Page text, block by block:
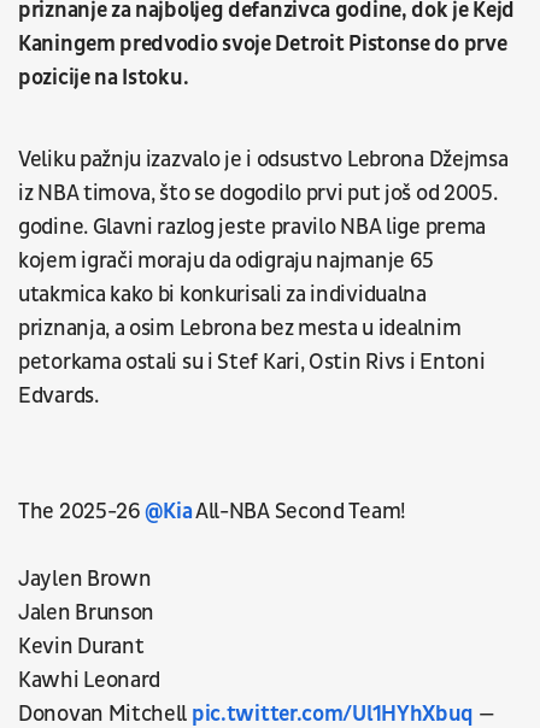
priznanje za najboljeg defanzivca godine, dok je Kejd
Kaningem predvodio svoje Detroit Pistonse do prve
pozicije na Istoku.
Veliku pažnju izazvalo je i odsustvo Lebrona Džejmsa
iz NBA timova, što se dogodilo prvi put još od 2005.
godine. Glavni razlog jeste pravilo NBA lige prema
kojem igrači moraju da odigraju najmanje 65
utakmica kako bi konkurisali za individualna
priznanja, a osim Lebrona bez mesta u idealnim
petorkama ostali su i Stef Kari, Ostin Rivs i Entoni
Edvards.
The 2025-26@KiaAll-NBA Second Team!
Jaylen Brown
Jalen Brunson
Kevin Durant
Kawhi Leonard
Donovan Mitchell pic.twitter.com/Ul1HYhXbuq —